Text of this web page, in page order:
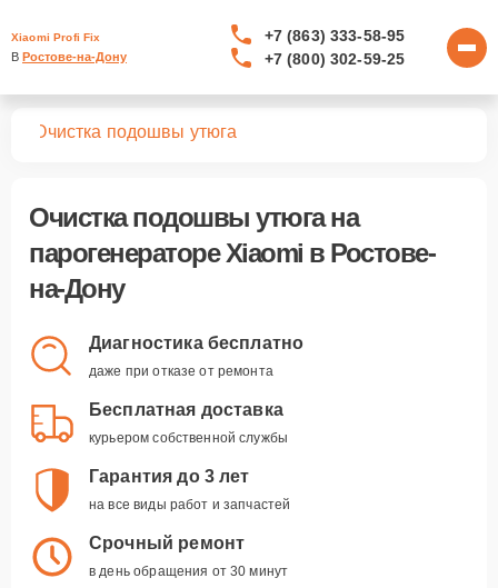
Xiaomi Profi Fix
В Ростове-на-Дону
+7 (863) 333-58-95
+7 (800) 302-59-25
Очистка подошвы утюга
Очистка подошвы утюгана
парогенераторе Xiaomi в Ростове-
на-Дону
Диагностика бесплатно
даже при отказе от ремонта
Бесплатная доставка
курьером собственной службы
Гарантия до 3 лет
на все виды работ и запчастей
Срочный ремонт
в день обращения от 30 минут